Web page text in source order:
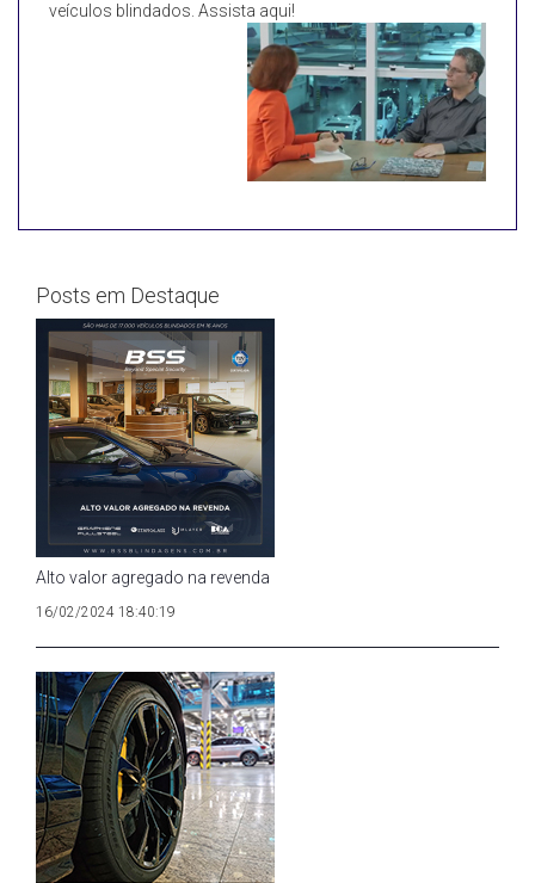
veículos blindados. Assista aqui!
Posts em Destaque
Alto valor agregado na revenda
16/02/2024 18:40:19